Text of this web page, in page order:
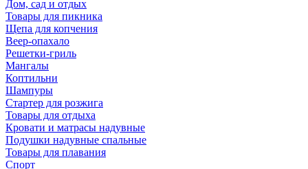
Дом, сад и отдых
Товары для пикника
Щепа для копчения
Веер-опахало
Решетки-гриль
Мангалы
Коптильни
Шампуры
Стартер для розжига
Товары для отдыха
Кровати и матрасы надувные
Подушки надувные спальные
Товары для плавания
Спорт